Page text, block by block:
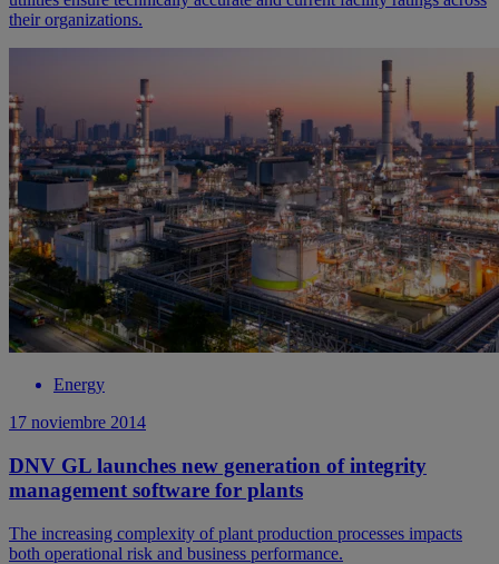
their organizations.
Energy
17 noviembre 2014
DNV GL launches new generation of integrity
management software for plants
The increasing complexity of plant production processes impacts
both operational risk and business performance.